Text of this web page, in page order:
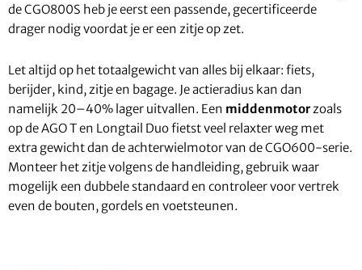
de CGO800S heb je eerst een passende, gecertificeerde
drager nodig voordat je er een zitje op zet.
Let altijd op het totaalgewicht van alles bij elkaar: fiets,
berijder, kind, zitje en bagage. Je actieradius kan dan
namelijk 20–40% lager uitvallen. Een middenmotor zoals
op de AGO T en Longtail Duo fietst veel relaxter weg met
extra gewicht dan de achterwielmotor van de CGO600-serie.
Monteer het zitje volgens de handleiding, gebruik waar
mogelijk een dubbele standaard en controleer voor vertrek
even de bouten, gordels en voetsteunen.